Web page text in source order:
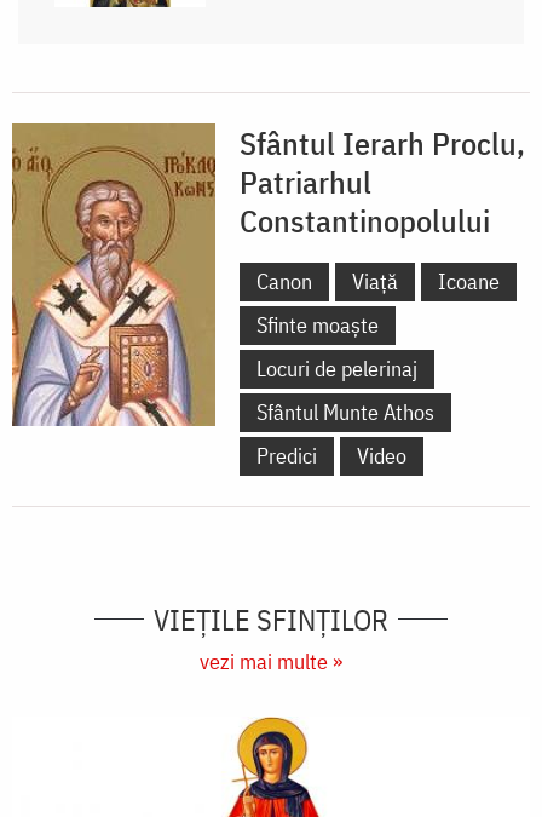
Sfântul Ierarh Proclu,
Patriarhul
Constantinopolului
Canon Viață
Icoane
Sfinte moaște
Locuri de pelerinaj
Sfântul Munte Athos
Predici
Video
VIEŢILE SFINŢILOR
vezi mai multe »